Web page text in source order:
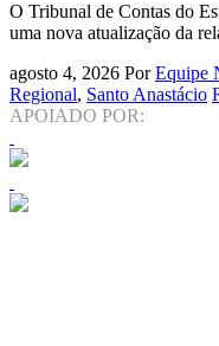
O Tribunal de Contas do
uma nova atualização da
agosto 4, 2026 Por Equipe
Regional, Santo Anastácio
APOIADO POR: